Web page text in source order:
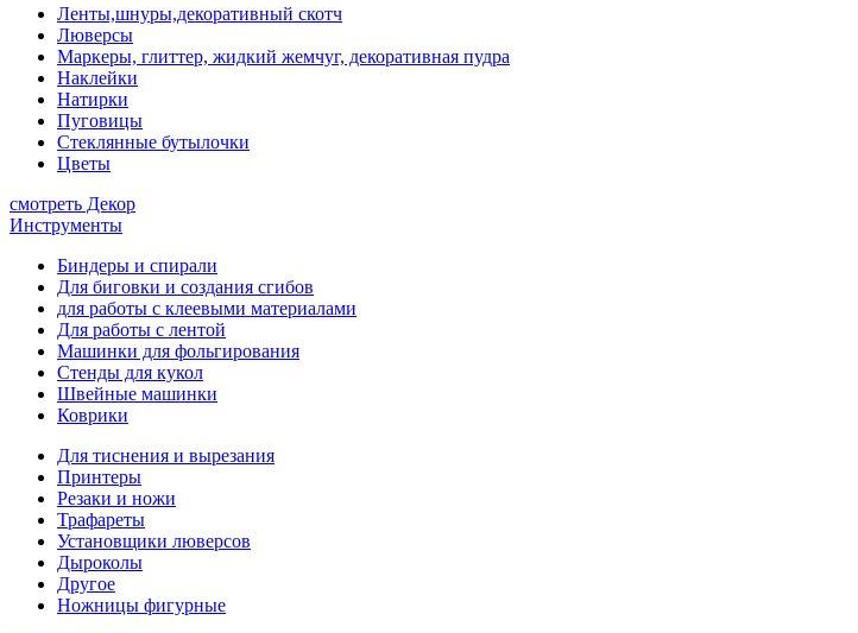
Ленты,шнуры,декоративный скотч
Люверсы
Маркеры, глиттер, жидкий жемчуг, декоративная пудра
Наклейки
Натирки
Пуговицы
Стеклянные бутылочки
Цветы
смотреть Декор
Инструменты
Биндеры и спирали
Для биговки и создания сгибов
для работы с клеевыми материалами
Для работы с лентой
Машинки для фольгирования
Стенды для кукол
Швейные машинки
Коврики
Для тиснения и вырезания
Принтеры
Резаки и ножи
Трафареты
Установщики люверсов
Дыроколы
Другое
Ножницы фигурные